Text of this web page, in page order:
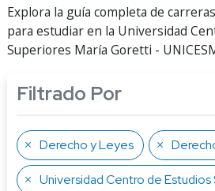
Explora la guía completa de
para estudiar en la Universidad
Superiores María Goretti -
Filtrado Por
Derecho y Leyes
Universidad Centro de Estudios Superiores María